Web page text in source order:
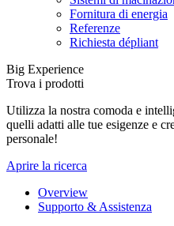
Fornitura di energia
Referenze
Richiesta dépliant
Big Experience
Trova i prodotti
Utilizza la nostra comoda e
quelli adatti alle tue esigenze e
personale!
Aprire la ricerca
Overview
Supporto & Assistenza